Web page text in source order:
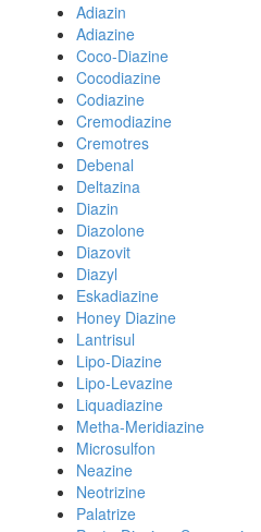
Adiazin
Adiazine
Coco-Diazine
Cocodiazine
Codiazine
Cremodiazine
Cremotres
Debenal
Deltazina
Diazin
Diazolone
Diazovit
Diazyl
Eskadiazine
Honey Diazine
Lantrisul
Lipo-Diazine
Lipo-Levazine
Liquadiazine
Metha-Meridiazine
Microsulfon
Neazine
Neotrizine
Palatrize